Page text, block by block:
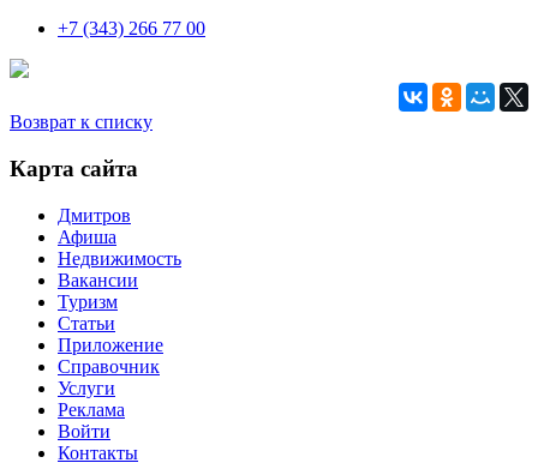
+7 (343) 266 77 00
Возврат к списку
Карта сайта
Дмитров
Афиша
Недвижимость
Вакансии
Туризм
Статьи
Приложение
Справочник
Услуги
Реклама
Войти
Контакты